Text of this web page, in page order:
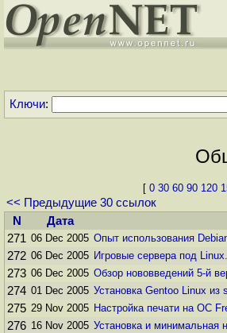
Ключи:
[ 0 30 60 90 120
<< Предыдущие 30 ссылок
N
Дата
271 06 Dec 2005 Опыт использования
272 06 Dec 2005 Игровые сервера под Linux.
273 06 Dec 2005 Обзор нововведений 5-й
274 01 Dec 2005 Установка Gentoo Linux из
275 29 Nov 2005 Настройка печати на ОС
276 16 Nov 2005 Установка и минимальная